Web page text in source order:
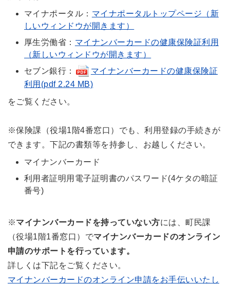
マイナポータル： マイナポータルトップページ（新
しいウィンドウが開きます）
厚生労働省： マイナンバーカードの健康保険証利用
（新しいウィンドウが開きます）
セブン銀行：
マイナンバーカードの健康保険証
利用(pdf 2.24 MB)
をご覧ください。
※保険課（役場1階4番窓口）でも、利用登録の手続きが
できます。下記の書類等を持参し、お越しください。
マイナンバーカード
利用者証明用電子証明書のパスワード(4ケタの暗証
番号)
※マイナンバーカードを持っていない方には、町民課
（役場1階1番窓口）でマイナンバーカードのオンライン
申請のサポートを行っています。
詳しくは下記をご覧ください。
マイナンバーカードのオンライン申請をお手伝いいたし